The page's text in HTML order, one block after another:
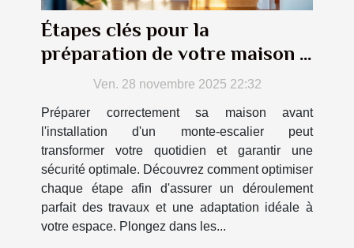
Étapes clés pour la
préparation de votre maison à
l'installation d'un monte-
Ven. 28 novembre 2025 22:32
Préparer correctement sa maison avant
l'installation d'un monte-escalier peut
transformer votre quotidien et garantir une
sécurité optimale. Découvrez comment optimiser
chaque étape afin d'assurer un déroulement
parfait des travaux et une adaptation idéale à
votre espace. Plongez dans les...